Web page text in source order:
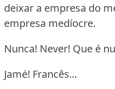
deixar a empresa do
empresa medíocre.
Nunca! Never! Que é
Jamé! Francês...